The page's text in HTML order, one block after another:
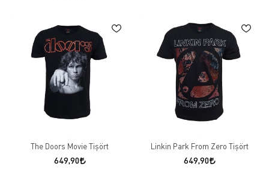
The Doors Movie Tişört
649,90
Linkin Park From Zero Tişört
649,90